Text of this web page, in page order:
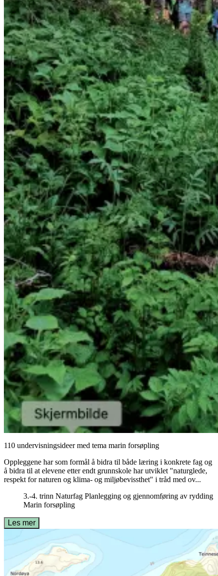
110 undervisningsideer med tema marin forsøpling
Oppleggene har som formål å bidra til både læring i konkrete fag og
å bidra til at elevene etter endt grunnskole har utviklet "naturglede,
respekt for naturen og klima- og miljøbevissthet" i tråd med ov...
3.-4. trinn Naturfag Planlegging og gjennomføring av rydding
Marin forsøpling
Les mer